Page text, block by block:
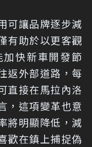
可讓品牌逐步減
有助於以更客觀
快新車開發節
返外部道路，每
直接在馬拉內洛
，這項變革也意
將明顯降低，減
歡在鎮上捕捉偽